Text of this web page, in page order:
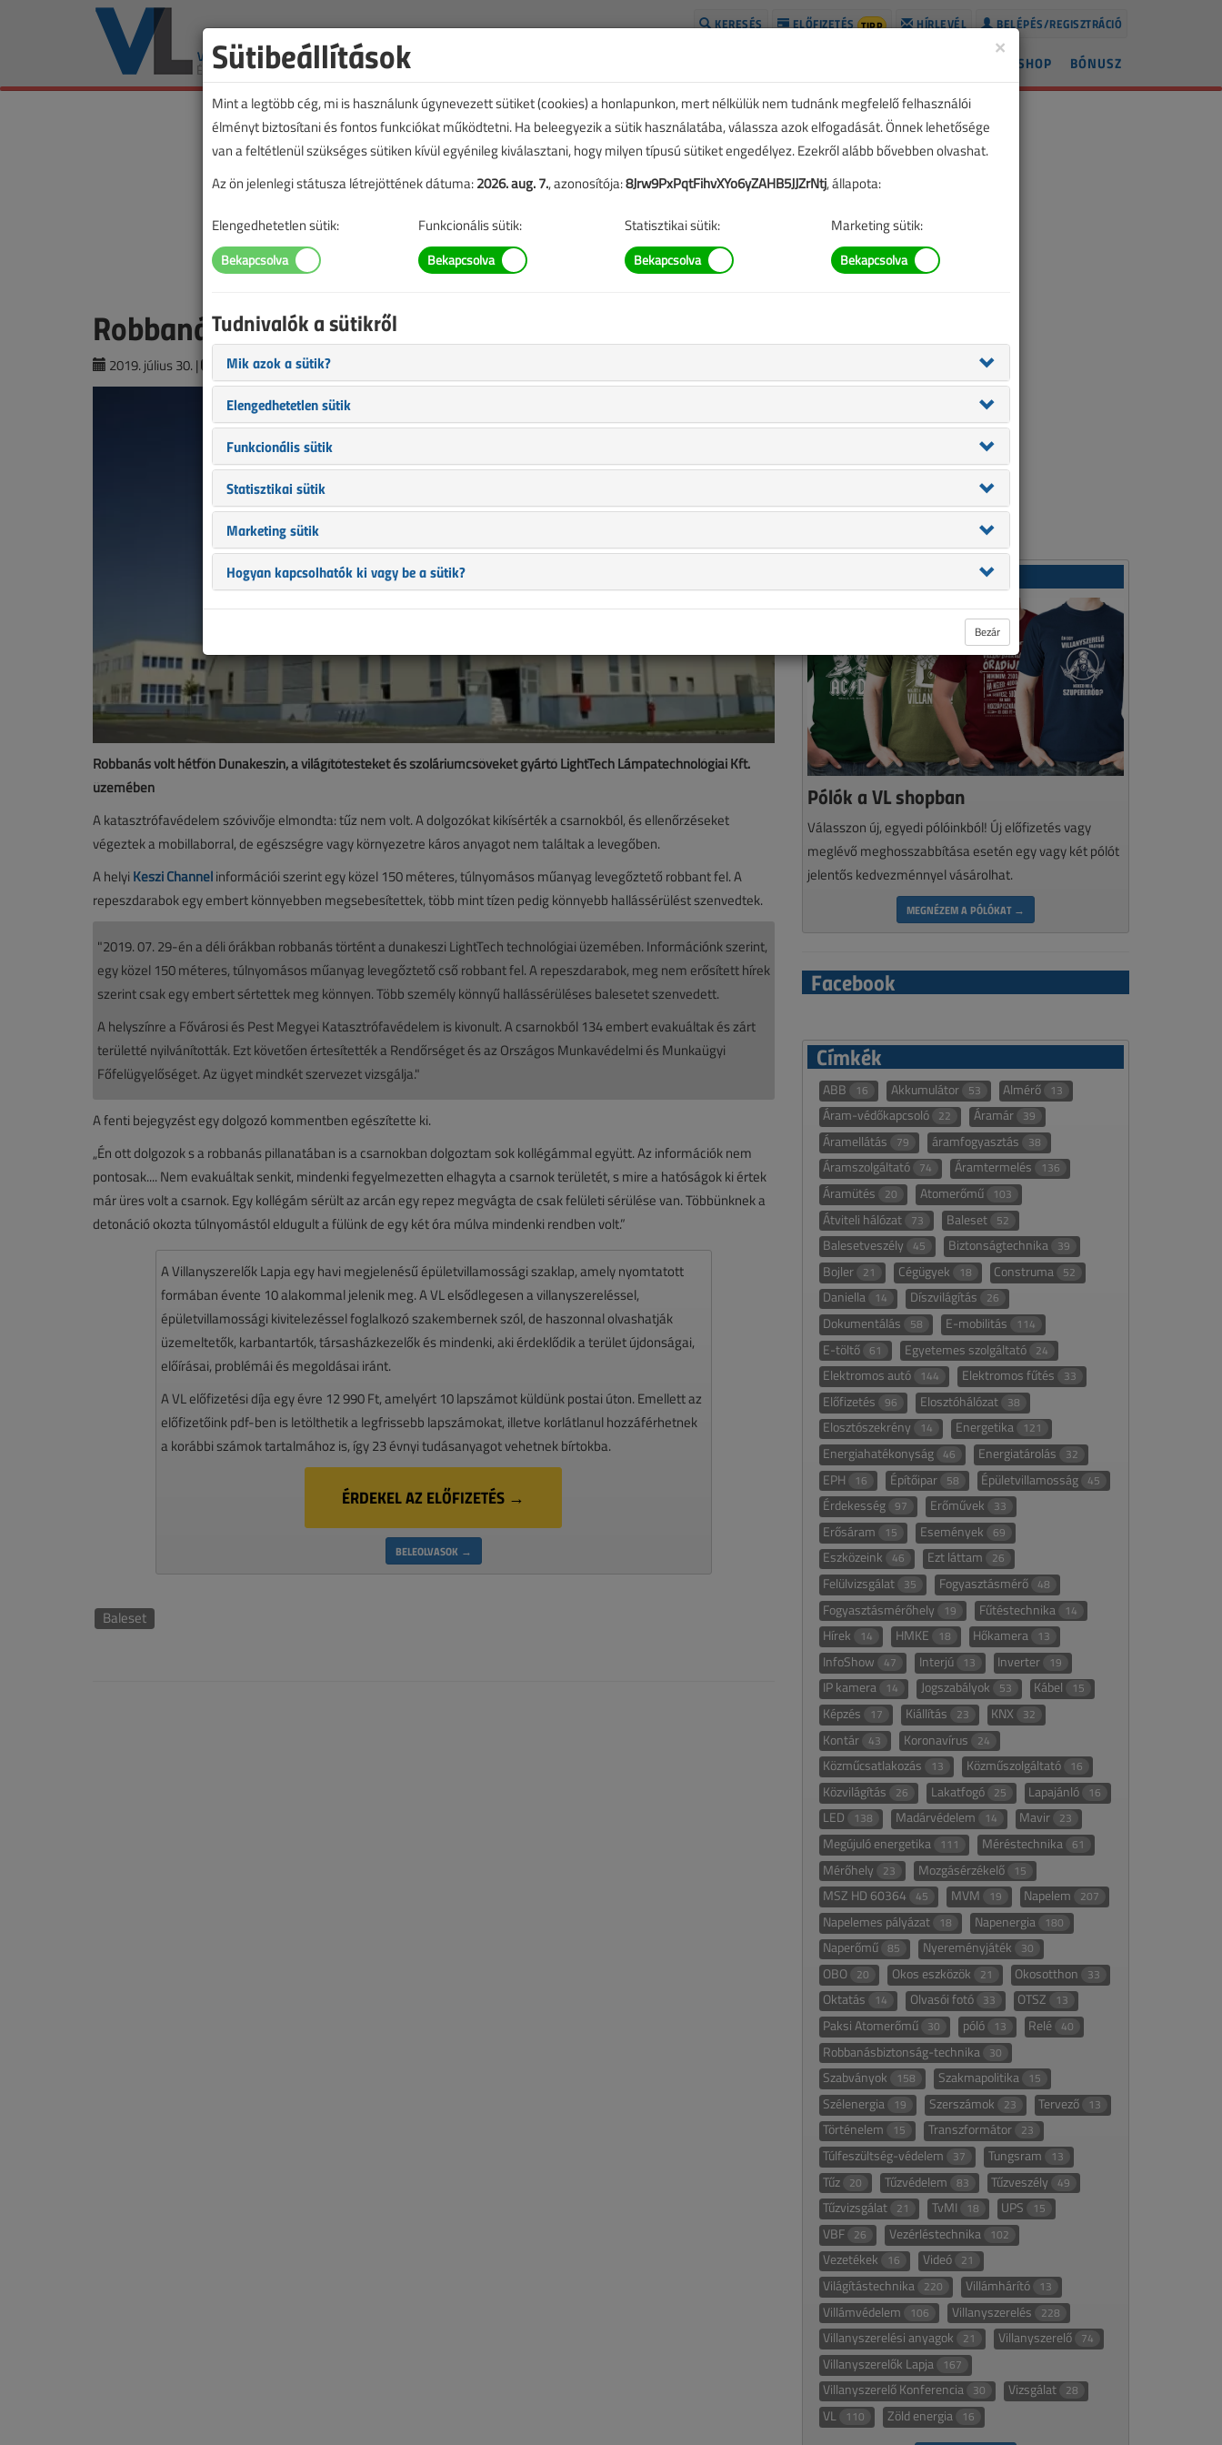
BELÉPÉS/REGISZTRÁCIÓ
HÍRLEVÉL
ELŐFIZETÉS TIPP
KERESÉS
BÓNUSZ
SHOP
Robbanás volt egy lámpagyárban
2019. július 30. | VL online | 3123 |
Robbanás volt hétfőn Dunakeszin, a világítótesteket és szoláriumcsöveket gyártó LightTech Lámpatechnológiai Kft.
üzemében
A katasztrófavédelem szóvivője elmondta: tűz nem volt. A dolgozókat kikísérték a csarnokból, és ellenőrzéseket
végeztek a mobillaborral, de egészségre vagy környezetre káros anyagot nem találtak a levegőben.
A helyi Keszi Channelinformációi szerint egy közel 150 méteres, túlnyomásos műanyag levegőztető robbant fel. A
repeszdarabok egy embert könnyebben megsebesítettek, több mint tízen pedig könnyebb hallássérülést szenvedtek.
"2019. 07. 29-én a déli órákban robbanás történt a dunakeszi LightTech technológiai üzemében. Információnk szerint,
egy közel 150 méteres, túlnyomásos műanyag levegőztető cső robbant fel. A repeszdarabok, meg nem erősített hírek
szerint csak egy embert sértettek meg könnyen. Több személy könnyű hallássérüléses balesetet szenvedett.
A helyszínre a Fővárosi és Pest Megyei Katasztrófavédelem is kivonult. A csarnokból 134 embert evakuáltak és zárt
területté nyilvánították. Ezt követően értesítették a Rendőrséget és az Országos Munkavédelmi és Munkaügyi
Főfelügyelőséget. Az ügyet mindkét szervezet vizsgálja."
A fenti bejegyzést egy dolgozó kommentben egészítette ki.
„Én ott dolgozok s a robbanás pillanatában is a csarnokban dolgoztam sok kollégámmal együtt. Az információk nem
pontosak.... Nem evakuáltak senkit, mindenki fegyelmezetten elhagyta a csarnok területét, s mire a hatóságok ki értek
már üres volt a csarnok. Egy kollégám sérült az arcán egy repez megvágta de csak felületi sérülése van. Többünknek a
detonáció okozta túlnyomástól eldugult a fülünk de egy két óra múlva mindenki rendben volt.”
A Villanyszerelők Lapja egy havi megjelenésű épületvillamossági szaklap, amely nyomtatott
formában évente 10 alakommal jelenik meg. A VL elsődlegesen a villanyszereléssel,
épületvillamossági kivitelezéssel foglalkozó szakembernek szól, de haszonnal olvashatják
üzemeltetők, karbantartók, társasházkezelők és mindenki, aki érdeklődik a terület újdonságai,
előírásai, problémái és megoldásai iránt.
A VL előfizetési díja egy évre 12 990 Ft, amelyért 10 lapszámot küldünk postai úton. Emellett az
előfizetőink pdf-ben is letölthetik a legfrissebb lapszámokat, illetve korlátlanul hozzáférhetnek
a korábbi számok tartalmához is, így 23 évnyi tudásanyagot vehetnek bírtokba.
ÉRDEKEL AZ ELŐFIZETÉS →
BELEOLVASOK →
Baleset
Pólók a VL shopban
Válasszon új, egyedi pólóinkból! Új előfizetés vagy
meglévő meghosszabbítása esetén egy vagy két pólót
jelentős kedvezménnyel vásárolhat.
MEGNÉZEM A PÓLÓKAT →
Facebook
Címkék
ABB 16 Akkumulátor 53 Almérő 13
Áram-védőkapcsoló 22 Áramár 39
Áramellátás 79 áramfogyasztás 38
Áramszolgáltató 74 Áramtermelés 136
Áramütés 20 Atomerőmű 103
Átviteli hálózat 73 Baleset 52
Balesetveszély 45 Biztonságtechnika 39
Bojler 21 Cégügyek 18 Construma 52
Daniella 14 Díszvilágítás 26
Dokumentálás 58 E-mobilitás 114
E-töltő 61 Egyetemes szolgáltató 24
Elektromos autó 144 Elektromos fűtés 33
Előfizetés 96 Elosztóhálózat 38
Elosztószekrény 14 Energetika 121
Energiahatékonyság 46 Energiatárolás 32
EPH 16 Építőipar 58 Épületvillamosság 45
Érdekesség 97 Erőművek 33
Erősáram 15 Események 69
Eszközeink 46 Ezt láttam 26
Felülvizsgálat 35 Fogyasztásmérő 48
Fogyasztásmérőhely 19 Fűtéstechnika 14
Hírek 14 HMKE 18 Hőkamera 13
InfoShow 47 Interjú 13 Inverter 19
IP kamera 14 Jogszabályok 53 Kábel 15
Képzés 17 Kiállítás 23 KNX 32
Kontár 43 Koronavírus 24
Közműcsatlakozás 13 Közműszolgáltató 16
Közvilágítás 26 Lakatfogó 25 Lapajánló 16
LED 138 Madárvédelem 14 Mavir 23
Megújuló energetika 111 Méréstechnika 61
Mérőhely 23 Mozgásérzékelő 15
MSZ HD 60364 45 MVM 19 Napelem 207
Napelemes pályázat 18 Napenergia 180
Naperőmű 85 Nyereményjáték 30
OBO 20 Okos eszközök 21 Okosotthon 33
Oktatás 14 Olvasói fotó 33 OTSZ 13
Paksi Atomerőmű 30 póló 13 Relé 40
Robbanásbiztonság-technika 30
Szabványok 158 Szakmapolitika 15
Szélenergia 19 Szerszámok 23 Tervező 13
Történelem 15 Transzformátor 23
Túlfeszültség-védelem 37 Tungsram 13
Tűz 20 Tűzvédelem 83 Tűzveszély 49
Tűzvizsgálat 21 TvMI 18 UPS 15
VBF 26 Vezérléstechnika 102
Vezetékek 16 Videó 21
Világítástechnika 220 Villámhárító 13
Villámvédelem 106 Villanyszerelés 228
Villanyszerelési anyagok 21 Villanyszerelő 74
Villanyszerelők Lapja 167
Villanyszerelő Konferencia 30 Vizsgálat 28
VL 110 Zöld energia 16
×
Sütibeállítások
Mint a legtöbb cég, mi is használunk úgynevezett sütiket (cookies) a honlapunkon, mert nélkülük nem tudnánk megfelelő felhasználói
élményt biztosítani és fontos funkciókat működtetni. Ha beleegyezik a sütik használatába, válassza azok elfogadását. Önnek lehetősége
van a feltétlenül szükséges sütiken kívül egyénileg kiválasztani, hogy milyen típusú sütiket engedélyez. Ezekről alább bővebben olvashat.
Az ön jelenlegi státusza létrejöttének dátuma:2026. aug. 7., azonosítója:8Jrw9PxPqtFihvXYo6yZAHB5JJZrNtj, állapota:
Elengedhetetlen sütik: Funkcionális sütik: Statisztikai sütik: Marketing sütik:
Tudnivalók a sütikről
Mik azok a sütik?
Elengedhetetlen sütik
Funkcionális sütik
Statisztikai sütik
Marketing sütik
Hogyan kapcsolhatók ki vagy be a sütik?
Bezár